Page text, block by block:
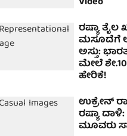
ರಷ್ಯಾ
ಮಸೂದೆಗೆ
ಅಸ್ತು:
ಮೇಲೆ
ಹೇರಿಕೆ!
ಉಕ್ರೇನ್
ರಷ್ಯಾ
ಮೂವರು